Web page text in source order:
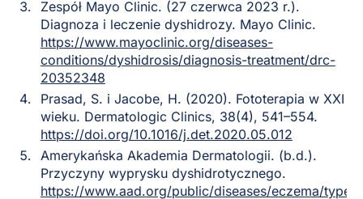
Zespół Mayo Clinic. (27 czerwca 2023 r.).
Diagnoza i leczenie dyshidrozy. Mayo Clinic.
https://www.mayoclinic.org/diseases-
conditions/dyshidrosis/diagnosis-treatment/drc-
20352348
Prasad, S. i Jacobe, H. (2020). Fototerapia w XXI
wieku. Dermatologic Clinics, 38(4), 541–554.
https://doi.org/10.1016/j.det.2020.05.012
Amerykańska Akademia Dermatologii. (b.d.).
Przyczyny wyprysku dyshidrotycznego.
https://www.aad.org/public/diseases/eczema/